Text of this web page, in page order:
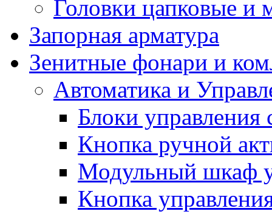
Головки цапковые и
Запорная арматура
Зенитные фонари и
Автоматика и
Блоки
Кнопка ручной
Модульный шкаф
Кнопка